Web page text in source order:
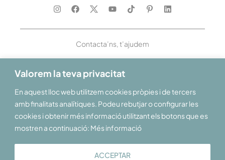
Valorem la teva privacitat
En aquest lloc web utilitzem cookies pròpies i de tercers
amb finalitats analítiques. Podeu rebutjar o configurar les
cookies i obtenir més informació utilitzant els botons que es
mostren a continuació: Més informació
ACCEPTAR
Contacta’ns, t’ajudem
Et donem la benvinguda al Pirineu i les Terres de Lleida